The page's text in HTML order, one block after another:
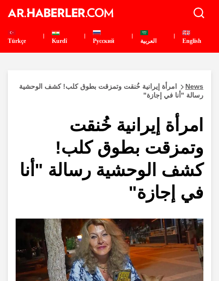
English العربية Pусский
Kurdî
Türkçe
News
امرأة إيرانية خُنقت وتمزقت بطوق كلب! كشف الوحشية
رسالة "أنا في إجازة"
امرأة إيرانية خُنقت
وتمزقت بطوق كلب!
كشف الوحشية رسالة "أنا
في إجازة"